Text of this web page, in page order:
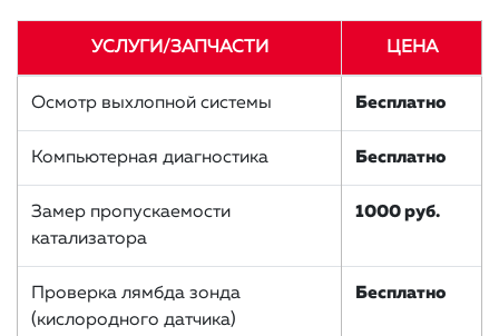
УСЛУГИ/ЗАПЧАСТИ ЦЕНА
Осмотр выхлопной системы Бесплатно
Компьютерная диагностика Бесплатно
Замер пропускаемости
катализатора
1000 руб.
Проверка лямбда зонда
(кислородного датчика)
Бесплатно